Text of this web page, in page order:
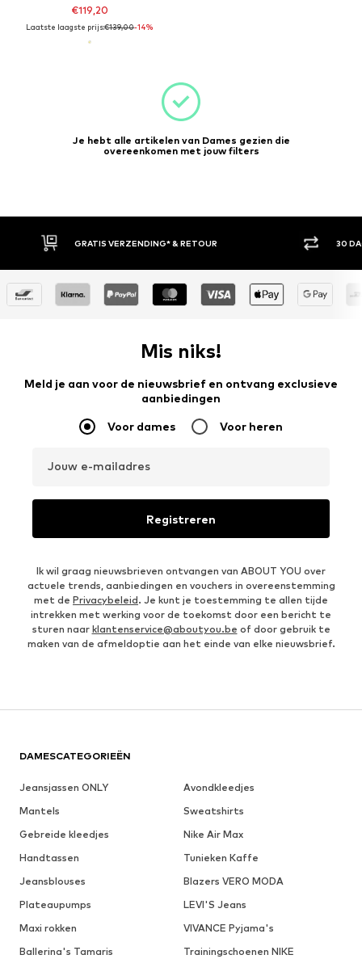
€119,20
Laatste laagste prijs:€139,00-14%
Je hebt alle artikelen van Dames gezien die
overeenkomen met jouw filters
GRATIS VERZENDING* & RETOUR 30
Mis niks!
Meld je aan voor de nieuwsbrief en ontvang exclusieve
aanbiedingen
Voor dames Voor heren
Jouw e-mailadres
Registreren
Ik wil graag nieuwsbrieven ontvangen van ABOUT YOU over
actuele trends, aanbiedingen en vouchers in overeenstemming
met de Privacybeleid. Je kunt je toestemming te allen tijde
intrekken met werking voor de toekomst door een bericht te
sturen naar klantenservice@aboutyou.be of door gebruik te
maken van de afmeldoptie aan het einde van elke nieuwsbrief.
DAMESCATEGORIEËN
Jeansjassen ONLY
Avondkleedjes
Mantels
Sweatshirts
Gebreide kleedjes
Nike Air Max
Handtassen
Tunieken Kaffe
Jeansblouses
Blazers VERO MODA
Plateaupumps
LEVI'S Jeans
Maxi rokken
VIVANCE Pyjama's
Ballerina's Tamaris
Trainingschoenen NIKE